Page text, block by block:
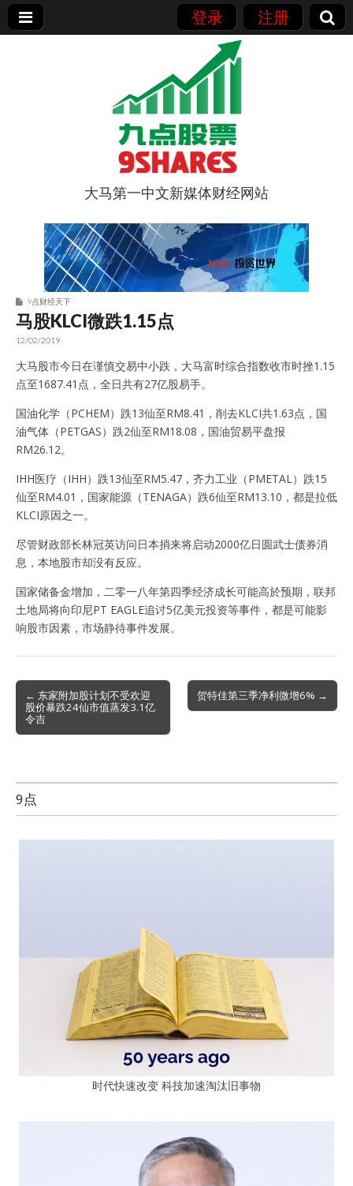
登录 注册
9点股票
大马第一中文新媒体财经网站
9点财经天下
马股KLCI微跌1.15点
12/02/2019
大马股市今日在谨慎交易中小跌，大马富时综合指数收市时挫1.15
点至1687.41点，全日共有27亿股易手。
国油化学（PCHEM）跌13仙至RM8.41，削去KLCI共1.63点，国
油气体（PETGAS）跌2仙至RM18.08，国油贸易平盘报
RM26.12。
IHH医疗（IHH）跌13仙至RM5.47，齐力工业（PMETAL）跌15
仙至RM4.01，国家能源（TENAGA）跌6仙至RM13.10，都是拉低
KLCI原因之一。
尽管财政部长林冠英访问日本捎来将启动2000亿日圆武士债券消
息，本地股市却没有反应。
国家储备金增加，二零一八年第四季经济成长可能高於预期，联邦
土地局将向印尼PT EAGLE追讨5亿美元投资等事件，都是可能影
响股市因素，市场静待事件发展。
Post
navigation
← 东家附加股计划不受欢迎
股价暴跌24仙市值蒸发3.1亿
令吉
贺特佳第三季净利微增6% →
9点
时代快速改变 科技加速淘汰旧事物